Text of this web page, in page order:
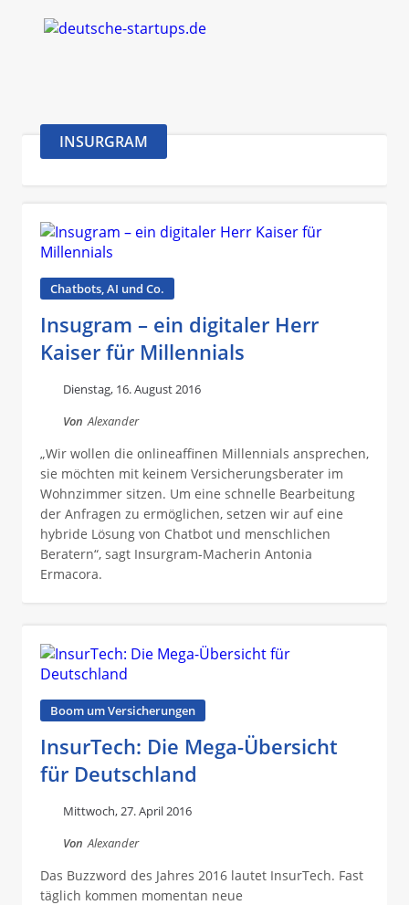
INSURGRAM
Chatbots, AI und Co.
Insugram – ein digitaler Herr
Kaiser für Millennials
Dienstag, 16. August 2016
Von Alexander
„Wir wollen die onlineaffinen Millennials ansprechen,
sie möchten mit keinem Versicherungsberater im
Wohnzimmer sitzen. Um eine schnelle Bearbeitung
der Anfragen zu ermöglichen, setzen wir auf eine
hybride Lösung von Chatbot und menschlichen
Beratern“, sagt Insurgram-Macherin Antonia
Ermacora.
Boom um Versicherungen
InsurTech: Die Mega-Übersicht
für Deutschland
Mittwoch, 27. April 2016
Von Alexander
Das Buzzword des Jahres 2016 lautet InsurTech. Fast
täglich kommen momentan neue